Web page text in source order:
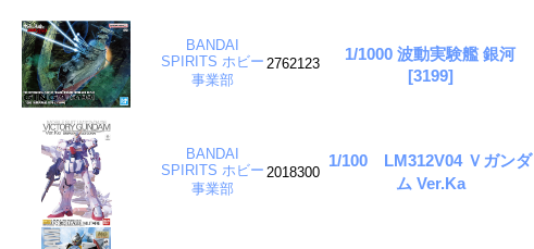
BANDAI
SPIRITS ホビー
事業部
2762123
1/1000 波動実験艦 銀河
[3199]
BANDAI
SPIRITS ホビー
事業部
2018300
1/100 LM312V04 Ｖガンダ
ム Ver.Ka